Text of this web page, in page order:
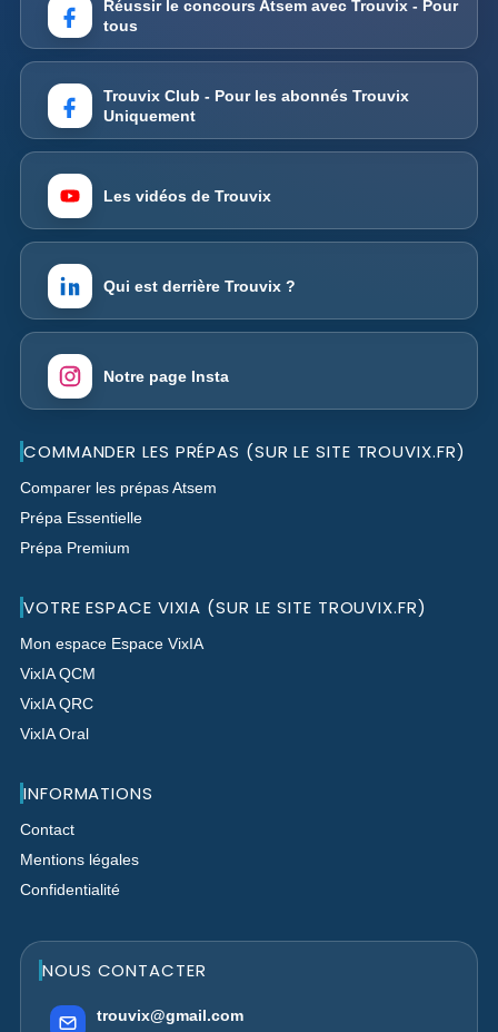
Réussir le concours Atsem avec Trouvix - Pour
tous
Trouvix Club - Pour les abonnés Trouvix
Uniquement
Les vidéos de Trouvix
Qui est derrière Trouvix ?
Notre page Insta
COMMANDER LES PRÉPAS (SUR LE SITE TROUVIX.FR)
Comparer les prépas Atsem
Prépa Essentielle
Prépa Premium
VOTRE ESPACE VIXIA (SUR LE SITE TROUVIX.FR)
Mon espace Espace VixIA
VixIA QCM
VixIA QRC
VixIA Oral
INFORMATIONS
Contact
Mentions légales
Confidentialité
NOUS CONTACTER
trouvix@gmail.com